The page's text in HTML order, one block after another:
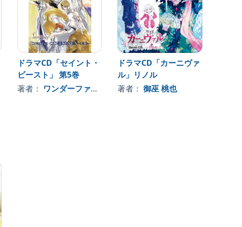
ドラマCD「セイント・
ビースト」 第5巻
著者： ワンダーファーム
ドラマCD「カーニヴァ
ル」リノル
著者：御巫 桃也